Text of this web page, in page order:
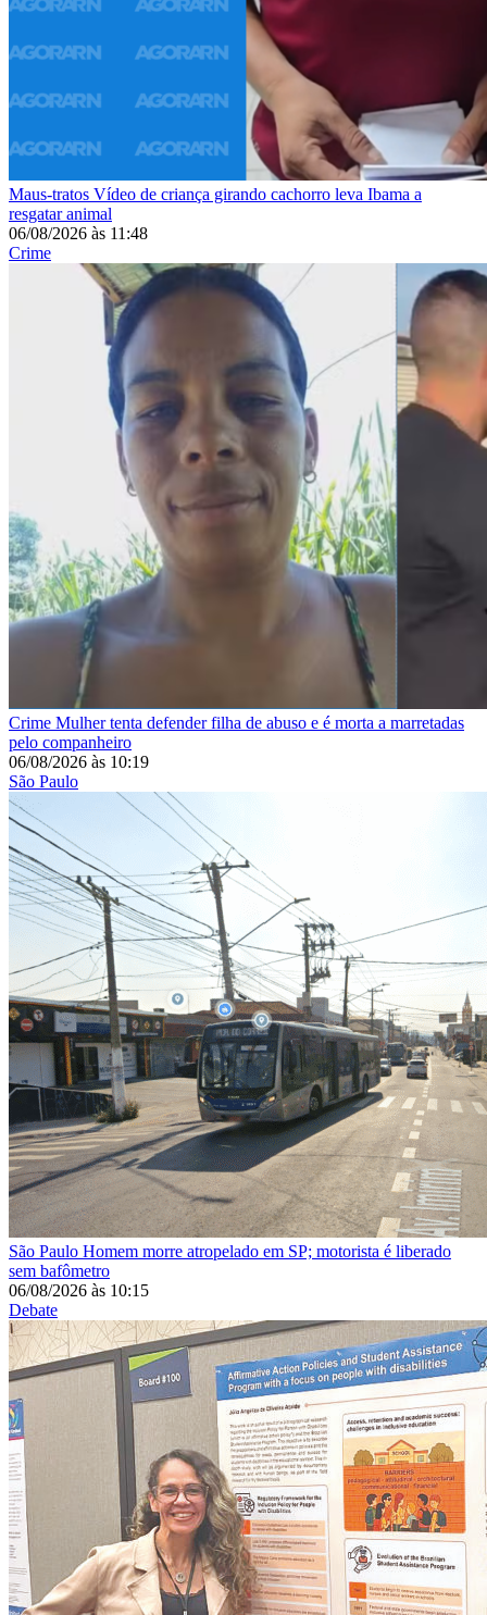
Maus-tratos Vídeo de criança girando cachorro leva Ibama a
resgatar animal
06/08/2026 às 11:48
Crime
Crime Mulher tenta defender filha de abuso e é morta a marretadas
pelo companheiro
06/08/2026 às 10:19
São Paulo
São Paulo Homem morre atropelado em SP; motorista é liberado
sem bafômetro
06/08/2026 às 10:15
Debate